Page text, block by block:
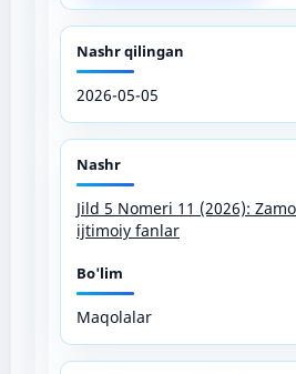
Nashr qilingan
2026-05-05
Nashr
Jild 5 Nomeri 11 (2026):
ijtimoiy fanlar
Bo'lim
Maqolalar